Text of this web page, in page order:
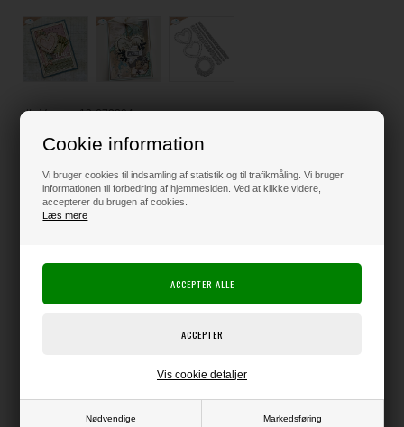
Cookie information
Vi bruger cookies til indsamling af statistik og til trafikmåling. Vi bruger
informationen til forbedring af hjemmesiden. Ved at klikke videre,
accepterer du brugen af cookies.
Læs mere
Nødvendige Markedsføring
Vis cookie detaljer
Varenr.:12-672304
Leveringstid: 1 til 2 hverdage